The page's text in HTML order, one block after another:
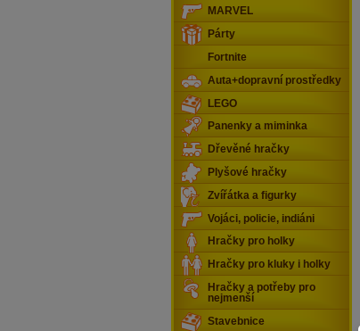
MARVEL
Párty
Fortnite
Auta+dopravní prostředky
LEGO
Panenky a miminka
Dřevěné hračky
Plyšové hračky
Zvířátka a figurky
Vojáci, policie, indiáni
Hračky pro holky
Hračky pro kluky i holky
Hračky a potřeby pro
nejmenší
Stavebnice